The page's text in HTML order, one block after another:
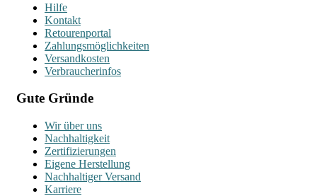
Hilfe
Kontakt
Retourenportal
Zahlungsmöglichkeiten
Versandkosten
Verbraucherinfos
Gute Gründe
Wir über uns
Nachhaltigkeit
Zertifizierungen
Eigene Herstellung
Nachhaltiger Versand
Karriere